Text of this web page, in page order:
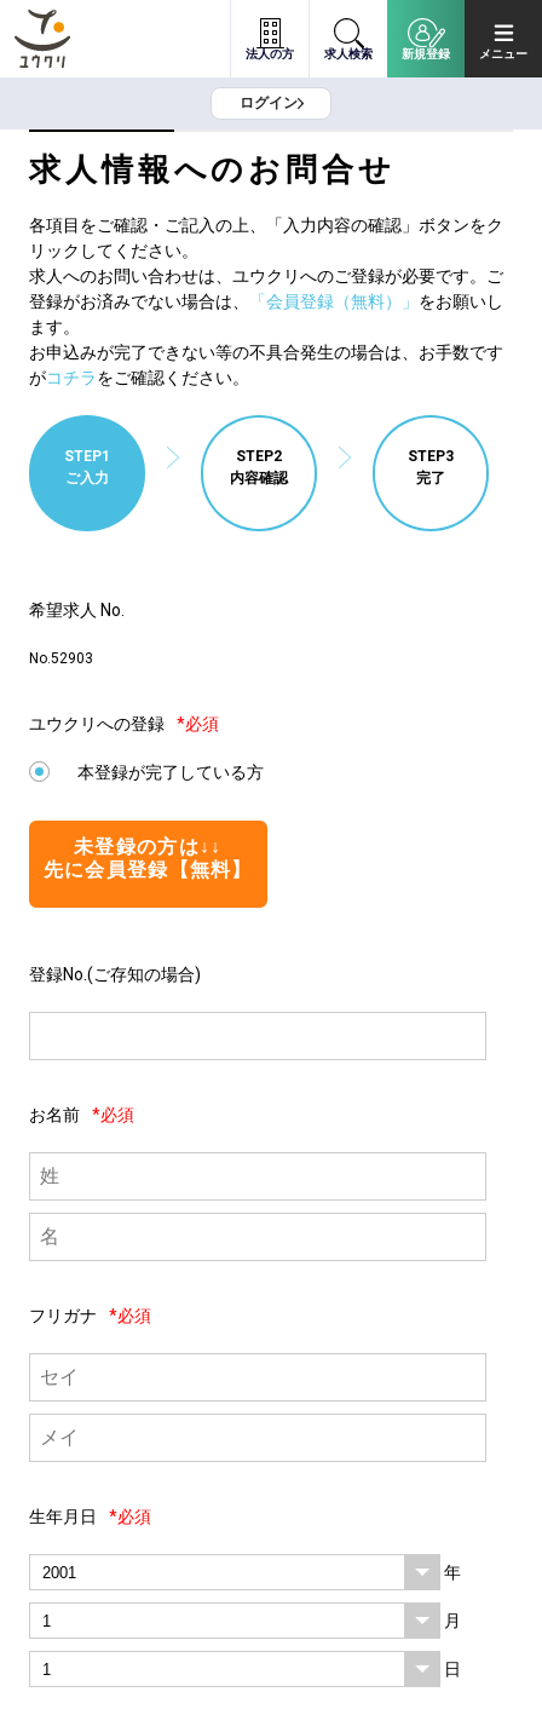
法人の方 求人検索 新規登録 メニュー
ログイン
求人情報へのお問合せ
各項目をご確認・ご記入の上、「入力内容の確認」ボタンをク
リックしてください。
求人へのお問い合わせは、ユウクリへのご登録が必要です。ご
登録がお済みでない場合は、
「会員登録（無料）」 をお願いし
ます。
お申込みが完了できない等の不具合発生の場合は、お手数です
がコチラをご確認ください。
STEP1
ご入力
STEP2
内容確認
STEP3
完了
希望求人 No.
No.52903
ユウクリへの登録 *必須
本登録が完了している方
未登録の方は↓↓
先に会員登録【無料】
登録No.(ご存知の場合)
お名前 *必須
フリガナ *必須
生年月日 *必須
年
月
日